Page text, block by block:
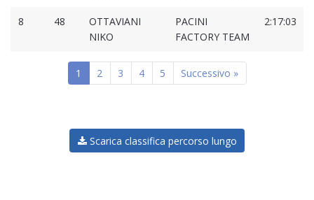
8 48
OTTAVIANI
NIKO
PACINI
FACTORY TEAM
2:17:03
1 2 3 4 5 Successivo »
Scarica classifica percorso lungo